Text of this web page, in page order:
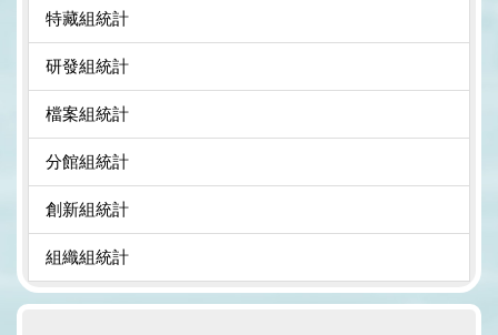
特藏組統計
研發組統計
檔案組統計
分館組統計
創新組統計
組織組統計